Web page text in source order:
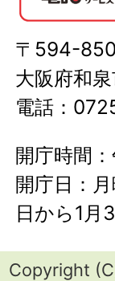
〒594-
大阪府和
電話：
開庁時間
開庁日：
日から1月
Copyright